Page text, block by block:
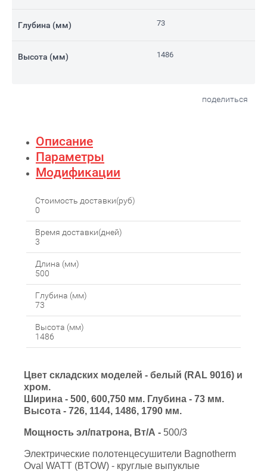
Глубина (мм) 73
Высота (мм) 1486
поделиться
Описание
Параметры
Модификации
Стоимость доставки(руб)
0
Время доставки(дней)
3
Длина (мм)
500
Глубина (мм)
73
Высота (мм)
1486
Цвет складских моделей - белый (RAL 9016) и
хром.
Ширина - 500, 600,750 мм. Глубина - 73 мм.
Высота - 726, 1144, 1486, 1790 мм.
Мощность эл/патрона, Вт/А - 500/3
Электрические полотенцесушители Bagnotherm
Oval WATT (BTOW) - круглые выпуклые